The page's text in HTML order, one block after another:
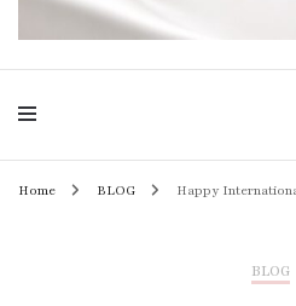
Positive Power Jewelry แหวนแต่งงาน เครื่
Home BLOG Happy
BLOG